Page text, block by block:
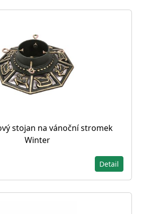
stojan na vánoční stromek
Winter
Detail